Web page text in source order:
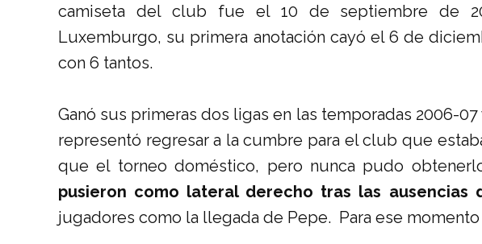
camiseta del club fue el 10 de septiembre de
Luxemburgo, su primera anotación cayó el 6 de
con 6 tantos.
Ganó sus primeras dos ligas en las temporadas 2006-
representó regresar a la cumbre para el club que
que el torneo doméstico, pero nunca pudo
pusieron como lateral derecho tras las ausencias
jugadores como la llegada de Pepe. Para ese momento